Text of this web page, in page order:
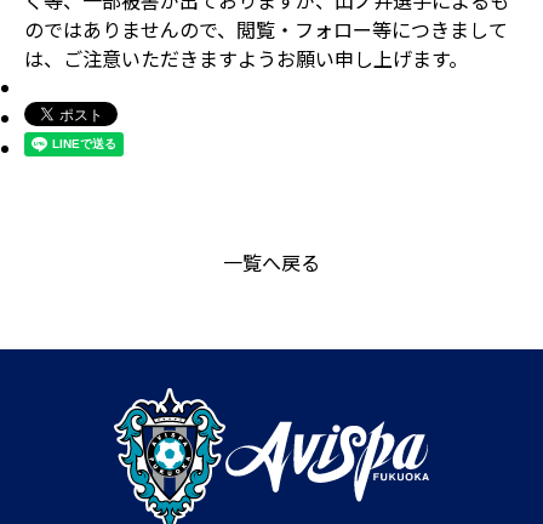
のではありませんので、閲覧・フォロー等につきまして
は、ご注意いただきますようお願い申し上げます。
一覧へ戻る